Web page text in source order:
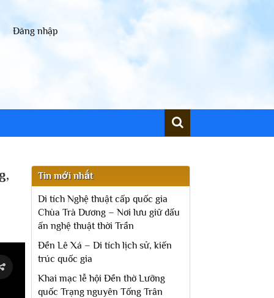
Đăng nhập
Tin mới nhất
Di tích Nghệ thuật cấp quốc gia
Chùa Trà Dương – Nơi lưu giữ dấu
ấn nghệ thuật thời Trần
Đền Lê Xá – Di tích lịch sử, kiến
trúc quốc gia
Khai mạc lễ hội Đền thờ Lưỡng
quốc Trạng nguyên Tống Trân